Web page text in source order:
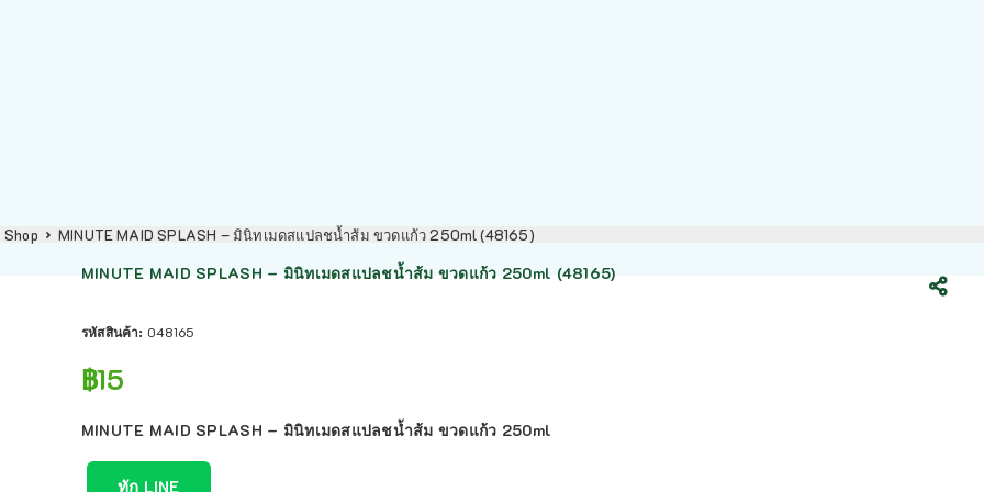
Shop MINUTE MAID SPLASH – มินิทเมดสแปลชน้ำส้ม ขวดแก้ว 250ml (48165)
MINUTE MAID SPLASH – มินิทเมดสแปลชน้ำส้ม ขวดแก้ว 250ml (48165)
รหัสสินค้า: 048165
฿15
MINUTE MAID SPLASH – มินิทเมดสแปลชน้ำส้ม ขวดแก้ว 250ml
ทัก LINE